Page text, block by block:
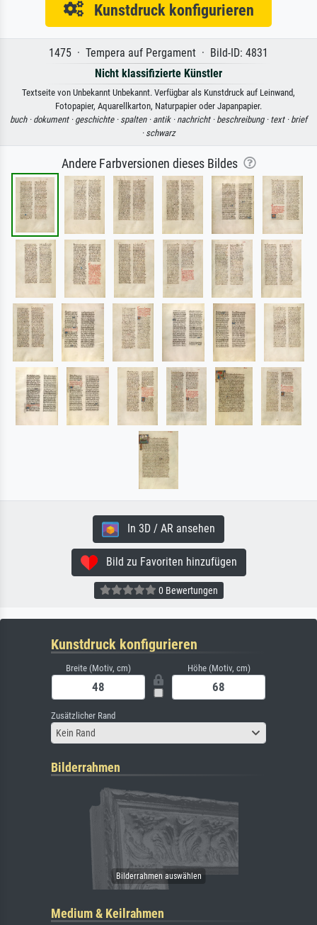
Kunstdruck konfigurieren
1475 · Tempera auf Pergament · Bild-ID: 4831
Nicht klassifizierte Künstler
Textseite von Unbekannt Unbekannt. Verfügbar als Kunstdruck auf Leinwand,
Fotopapier, Aquarellkarton, Naturpapier oder Japanpapier.
buch · dokument · geschichte · spalten · antik · nachricht · beschreibung · text · brief
· schwarz
Andere Farbversionen dieses Bildes
In 3D / AR ansehen
Bild zu Favoriten hinzufügen
0 Bewertungen
Kunstdruck konfigurieren
Breite (Motiv, cm) Höhe (Motiv, cm)
Zusätzlicher Rand
Kein Rand
Bilderrahmen
Medium & Keilrahmen